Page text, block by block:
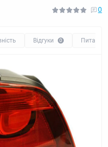
0
Відгуки 0 Питання